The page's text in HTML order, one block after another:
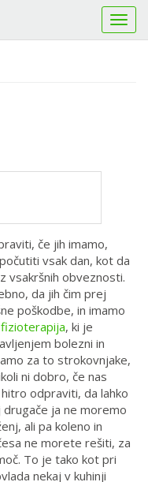
T
o
o
n
če jih imamo,
vsak dan, kot da
vsakršnih obveznosti.
da jih čim prej
poškodbe, in imamo
fizioterapija, ki je
bolezni in
za to strokovnjake,
ni dobro, če nas
odpraviti, da lahko
ja ne moremo
ali pa koleno in
ne morete rešiti, za
To je tako kot pri
nekaj v kuhinji